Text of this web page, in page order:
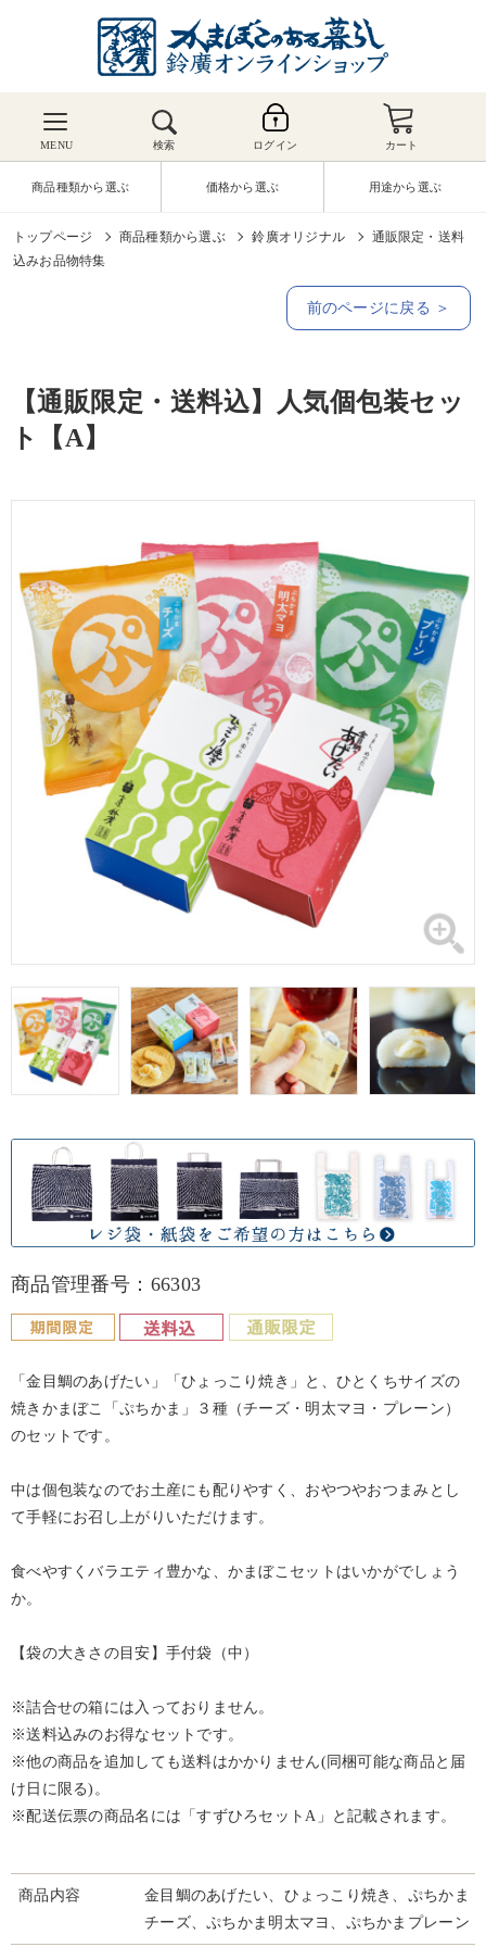
MENU 検索 ログイン カート
商品種類から選ぶ 価格から選ぶ 用途から選ぶ
トップページ 商品種類から選ぶ 鈴廣オリジナル
通販限定・送料
込みお品物特集
前のページに戻る ＞
【通販限定・送料込】人気個包装セッ
ト【A】
商品管理番号：66303
「金目鯛のあげたい」「ひょっこり焼き」と、ひとくちサイズの
焼きかまぼこ「ぷちかま」３種（チーズ・明太マヨ・プレーン）
のセットです。
中は個包装なのでお土産にも配りやすく、おやつやおつまみとし
て手軽にお召し上がりいただけます。
食べやすくバラエティ豊かな、かまぼこセットはいかがでしょう
か。
【袋の大きさの目安】手付袋（中）
※詰合せの箱には入っておりません。
※送料込みのお得なセットです。
※他の商品を追加しても送料はかかりません(同梱可能な商品と届
け日に限る)。
※配送伝票の商品名には「すずひろセットA」と記載されます。
商品内容
金目鯛のあげたい、ひょっこり焼き、ぷちかま
チーズ、ぷちかま明太マヨ、ぷちかまプレーン